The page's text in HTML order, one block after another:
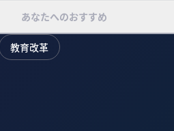
あなたへのおすすめ
教育改革